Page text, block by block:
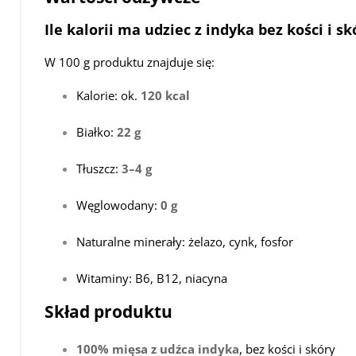
Ile kalorii ma udziec z indyka bez kości i
W 100 g produktu znajduje się:
Kalorie: ok. 120 kcal
Białko: 22 g
Tłuszcz: 3–4 g
Węglowodany: 0 g
Naturalne minerały: żelazo, cynk, fosfor
Witaminy: B6, B12, niacyna
Skład produktu
100% mięsa z udźca indyka, bez kości i skóry